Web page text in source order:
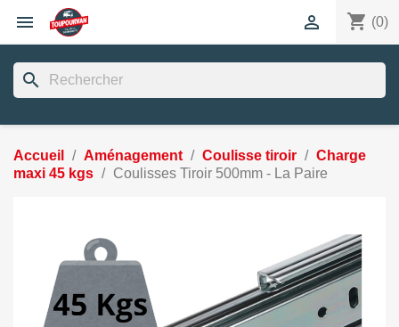
 shopping_cart (0)

search
Accueil Aménagement Coulisse tiroir
Charge
maxi 45 kgs
Coulisses Tiroir 500mm - La Paire